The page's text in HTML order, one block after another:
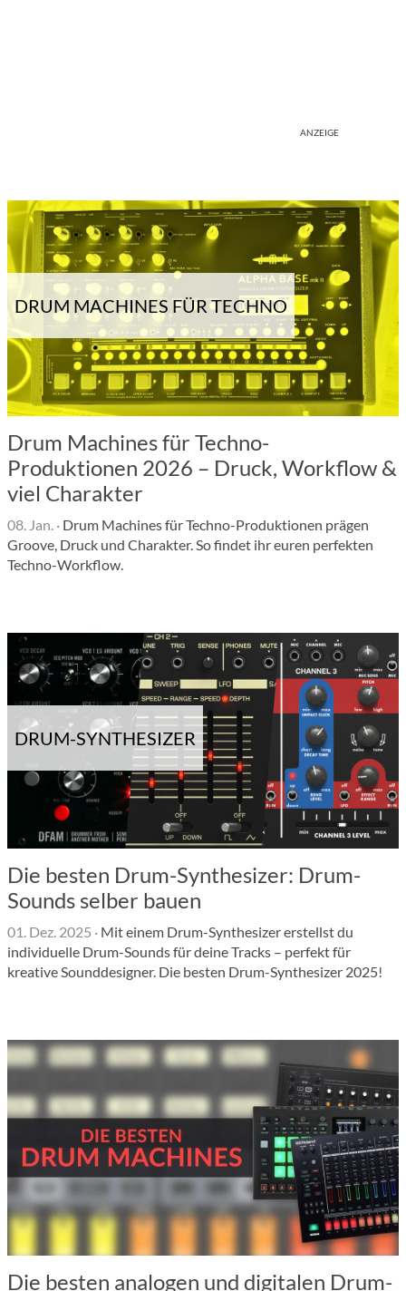
ANZEIGE
DRUM MACHINES FÜR TECHNO
Drum Machines für Techno-
Produktionen 2026 – Druck, Workflow &
viel Charakter
08. Jan. · Drum Machines für Techno-Produktionen prägen
Groove, Druck und Charakter. So findet ihr euren perfekten
Techno-Workflow.
DRUM-SYNTHESIZER
Die besten Drum-Synthesizer: Drum-
Sounds selber bauen
01. Dez. 2025 · Mit einem Drum-Synthesizer erstellst du
individuelle Drum-Sounds für deine Tracks – perfekt für
kreative Sounddesigner. Die besten Drum-Synthesizer 2025!
Die besten analogen und digitalen Drum-